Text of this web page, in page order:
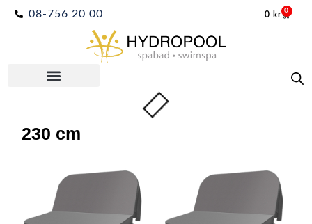
0 kr 0
08-756 20 00
230 cm